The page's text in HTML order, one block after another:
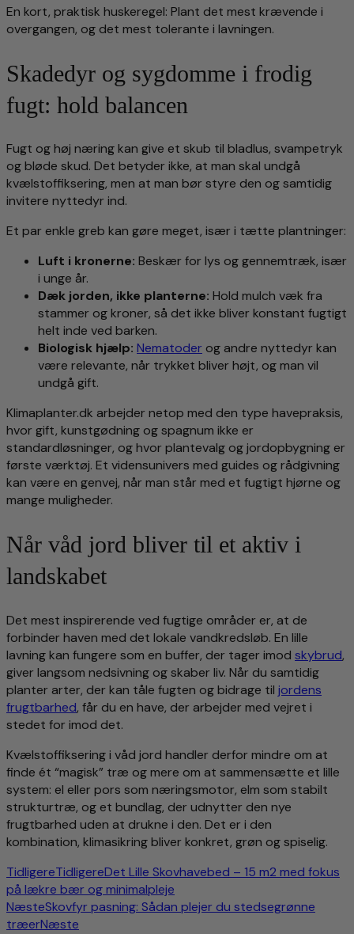
En kort, praktisk huskeregel: Plant det mest krævende i
overgangen, og det mest tolerante i lavningen.
Skadedyr og sygdomme i frodig
fugt: hold balancen
Fugt og høj næring kan give et skub til bladlus, svampetryk
og bløde skud. Det betyder ikke, at man skal undgå
kvælstoffiksering, men at man bør styre den og samtidig
invitere nyttedyr ind.
Et par enkle greb kan gøre meget, især i tætte plantninger:
Luft i kronerne: Beskær for lys og gennemtræk, især
i unge år.
Dæk jorden, ikke planterne: Hold mulch væk fra
stammer og kroner, så det ikke bliver konstant fugtigt
helt inde ved barken.
Biologisk hjælp: Nematoder og andre nyttedyr kan
være relevante, når trykket bliver højt, og man vil
undgå gift.
Klimaplanter.dk arbejder netop med den type havepraksis,
hvor gift, kunstgødning og spagnum ikke er
standardløsninger, og hvor plantevalg og jordopbygning er
første værktøj. Et vidensunivers med guides og rådgivning
kan være en genvej, når man står med et fugtigt hjørne og
mange muligheder.
Når våd jord bliver til et aktiv i
landskabet
Det mest inspirerende ved fugtige områder er, at de
forbinder haven med det lokale vandkredsløb. En lille
lavning kan fungere som en buffer, der tager imod skybrud,
giver langsom nedsivning og skaber liv. Når du samtidig
planter arter, der kan tåle fugten og bidrage til jordens
frugtbarhed, får du en have, der arbejder med vejret i
stedet for imod det.
Kvælstoffiksering i våd jord handler derfor mindre om at
finde ét “magisk” træ og mere om at sammensætte et lille
system: el eller pors som næringsmotor, elm som stabilt
strukturtræ, og et bundlag, der udnytter den nye
frugtbarhed uden at drukne i den. Det er i den
kombination, klimasikring bliver konkret, grøn og spiselig.
TidligereTidligereDet Lille Skovhavebed – 15 m2 med fokus
på lækre bær og minimalpleje
NæsteSkovfyr pasning: Sådan plejer du stedsegrønne
træerNæste